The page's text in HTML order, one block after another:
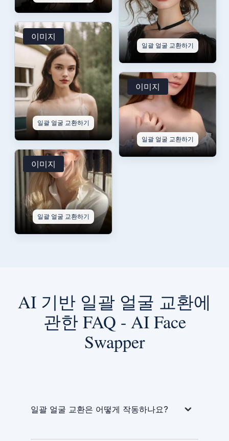
이미지
일괄 얼굴 교환하기
이미지
일괄 얼굴 교환하기
일괄 얼굴 교환하기
이미지
일괄 얼굴 교환하기
AI 기반 일괄 얼굴 교환에
관한 FAQ - AI Face
Swapper
일괄 얼굴 교환은 어떻게 작동하나요?